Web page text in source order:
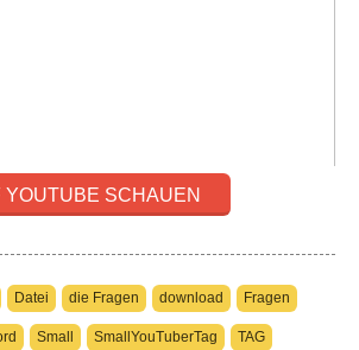
SCHAUEN
Datei die Fragen download Fragen
Small SmallYouTuberTag TAG